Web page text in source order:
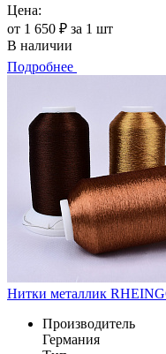
Цена:
от 1 650 ₽ за 1 шт
В наличии
Подробнее
Нитки металлик
Производитель
Германия